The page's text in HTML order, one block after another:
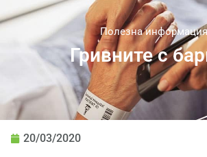
Полезна информация
Гривните с
20/03/2020